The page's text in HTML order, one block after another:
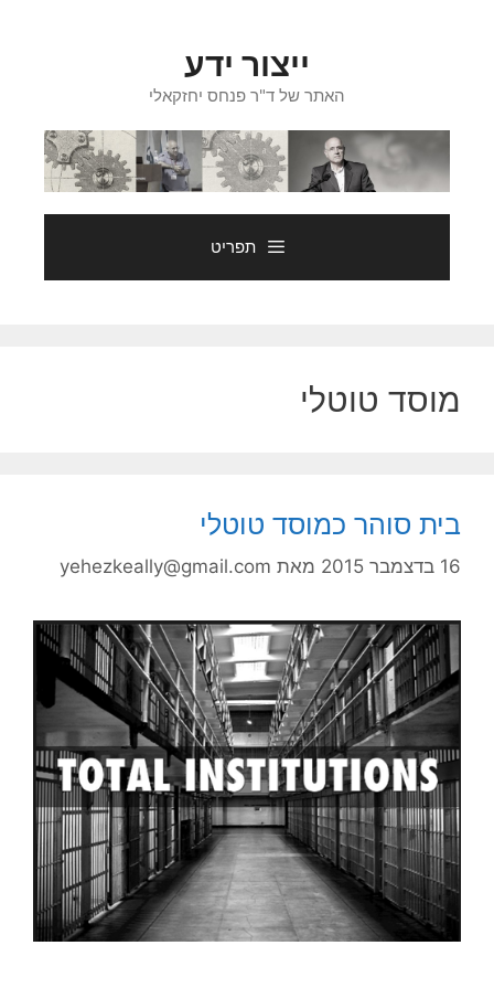
ייצור ידע
האתר של ד"ר פנחס יחזקאלי
תפריט
מוסד טוטלי
בית סוהר כמוסד טוטלי
16 בדצמבר 2015 מאת yehezkeally@gmail.com